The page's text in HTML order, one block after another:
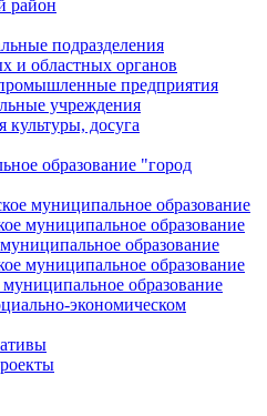
район
подразделения
и областных органов
предприятия
учреждения
культуры, досуга
образование "город
муниципальное образование
муниципальное образование
образование
муниципальное образование
образование
экономическом